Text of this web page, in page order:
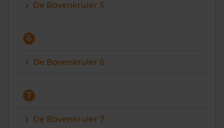
De Bovenkruier 5
6
De Bovenkruier 6
7
De Bovenkruier 7